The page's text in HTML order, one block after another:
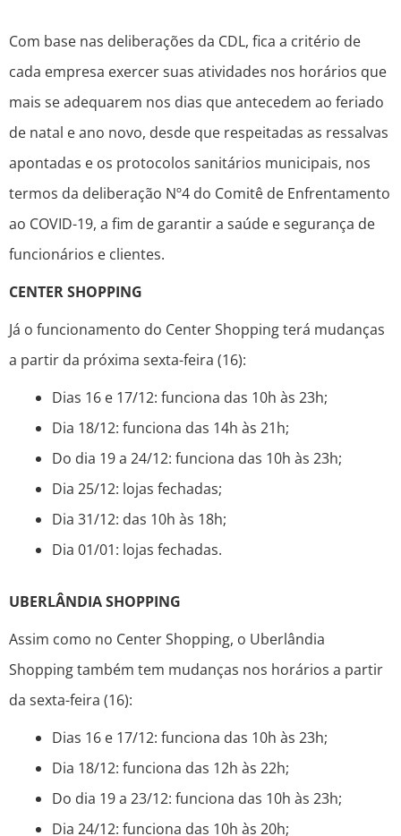
Com base nas deliberações da CDL, fica a critério de
cada empresa exercer suas atividades nos horários que
mais se adequarem nos dias que antecedem ao feriado
de natal e ano novo, desde que respeitadas as ressalvas
apontadas e os protocolos sanitários municipais, nos
termos da deliberação Nº4 do Comitê de Enfrentamento
ao COVID-19, a fim de garantir a saúde e segurança de
funcionários e clientes.
CENTER SHOPPING
Já o funcionamento do Center Shopping terá mudanças
a partir da próxima sexta-feira (16):
Dias 16 e 17/12: funciona das 10h às 23h;
Dia 18/12: funciona das 14h às 21h;
Do dia 19 a 24/12: funciona das 10h às 23h;
Dia 25/12: lojas fechadas;
Dia 31/12: das 10h às 18h;
Dia 01/01: lojas fechadas.
UBERLÂNDIA SHOPPING
Assim como no Center Shopping, o Uberlândia
Shopping também tem mudanças nos horários a partir
da sexta-feira (16):
Dias 16 e 17/12: funciona das 10h às 23h;
Dia 18/12: funciona das 12h às 22h;
Do dia 19 a 23/12: funciona das 10h às 23h;
Dia 24/12: funciona das 10h às 20h;